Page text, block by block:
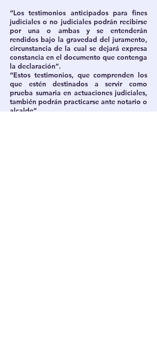
“Los testimonios anticipados para fines
judiciales o no judiciales podrán recibirse
por una o ambas y se entenderán
rendidos bajo la gravedad del juramento,
circunstancia de la cual se dejará expresa
constancia en el documento que contenga
la declaración”.
“Estos testimonios, que comprenden los
que estén destinados a servir como
prueba sumaria en actuaciones judiciales,
también podrán practicarse ante notario o
alcalde”.